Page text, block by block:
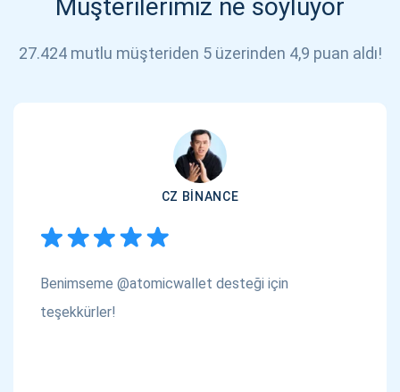
Müşterilerimiz ne söylüyor
27.424 mutlu müşteriden 5 üzerinden 4,9 puan aldı!
CZ BINANCE
Benimseme @atomicwallet desteği için
teşekkürler!